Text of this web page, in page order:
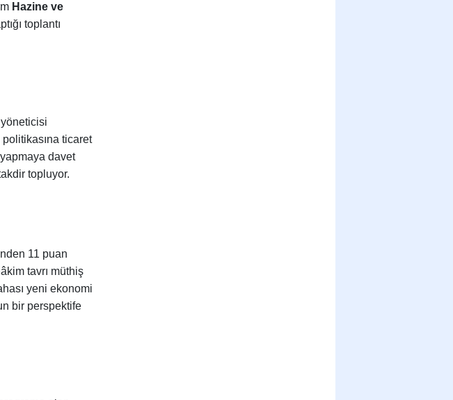
Hazine ve
toplantı
yöneticisi
ticaret
yapmaya davet
topluyor.
11 puan
tavrı müthiş
yeni ekonomi
bir perspektife